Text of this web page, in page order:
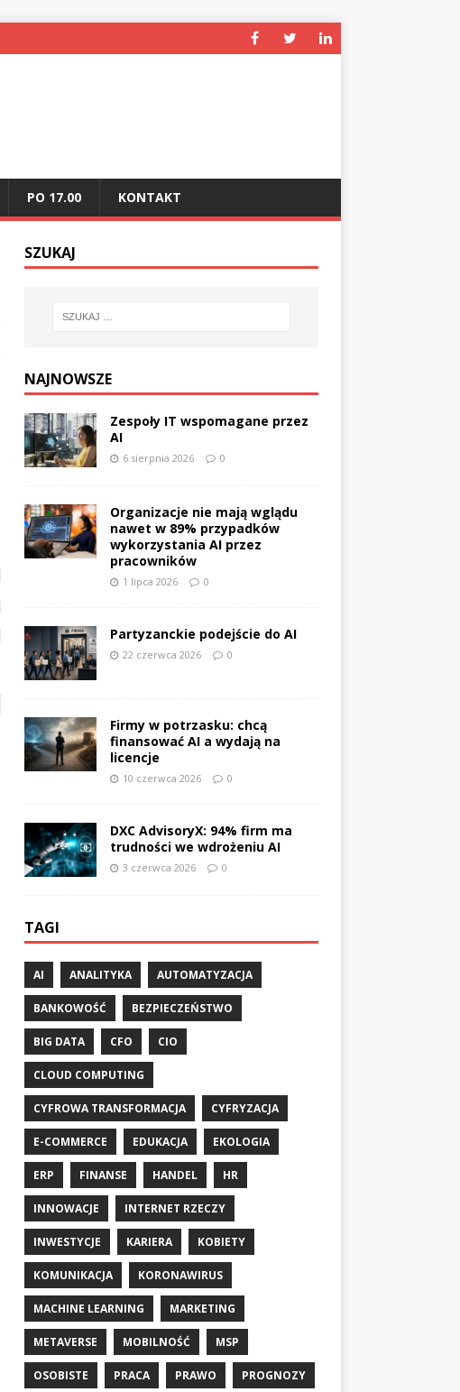
PO 17.00 KONTAKT
SZUKAJ
NAJNOWSZE
Zespoły IT wspomagane przez
AI
6 sierpnia 2026 0
Organizacje nie mają wglądu
nawet w 89% przypadków
wykorzystania AI przez
pracowników
1 lipca 2026 0
Partyzanckie podejście do AI
22 czerwca 2026 0
Firmy w potrzasku: chcą
finansować AI a wydają na
licencje
10 czerwca 2026 0
DXC AdvisoryX: 94% firm ma
trudności we wdrożeniu AI
3 czerwca 2026 0
TAGI
AI ANALITYKA AUTOMATYZACJA
BANKOWOŚĆ BEZPIECZEŃSTWO
BIG DATA CFO CIO
CLOUD COMPUTING
CYFROWA TRANSFORMACJA CYFRYZACJA
E-COMMERCE EDUKACJA EKOLOGIA
ERP FINANSE HANDEL HR
INNOWACJE INTERNET RZECZY
INWESTYCJE KARIERA KOBIETY
KOMUNIKACJA KORONAWIRUS
MACHINE LEARNING MARKETING
METAVERSE MOBILNOŚĆ MSP
OSOBISTE PRACA PRAWO PROGNOZY